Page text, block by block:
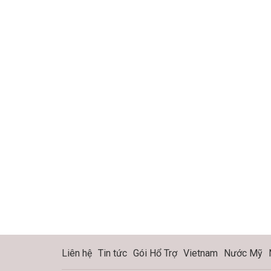
Liên hệ Tin tức Gói Hổ Trợ Vietnam Nước Mỹ